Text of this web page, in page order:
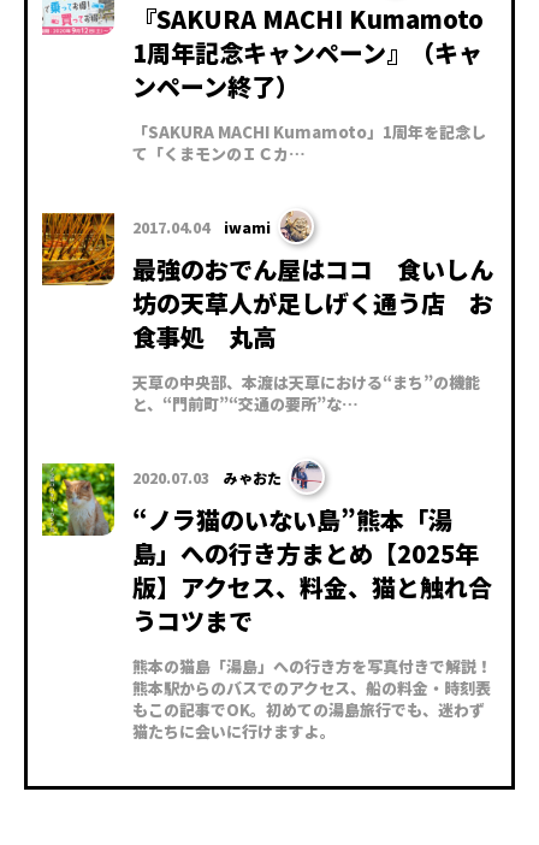
『SAKURA MACHI Kumamoto
1周年記念キャンペーン』（キャ
ンペーン終了）
「SAKURA MACHI Kumamoto」1周年を記念し
て「くまモンのＩＣカ…
2017.04.04 iwami
最強のおでん屋はココ 食いしん
坊の天草人が足しげく通う店 お
食事処 丸高
天草の中央部、本渡は天草における“まち”の機能
と、“門前町”“交通の要所”な…
2020.07.03 みゃおた
“ノラ猫のいない島”熊本「湯
島」への行き方まとめ【2025年
版】アクセス、料金、猫と触れ合
うコツまで
熊本の猫島「湯島」への行き方を写真付きで解説！
熊本駅からのバスでのアクセス、船の料金・時刻表
もこの記事でOK。初めての湯島旅行でも、迷わず
猫たちに会いに行けますよ。